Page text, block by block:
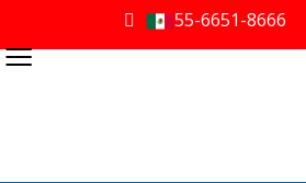
55-6651-8666
≡